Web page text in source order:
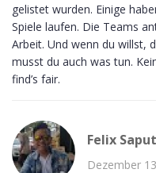
gelistet wurden. Einige
Spiele laufen. Die Teams
Arbeit. Und wenn du willst,
musst du auch was tun.
find’s fair.
Felix
Dezember